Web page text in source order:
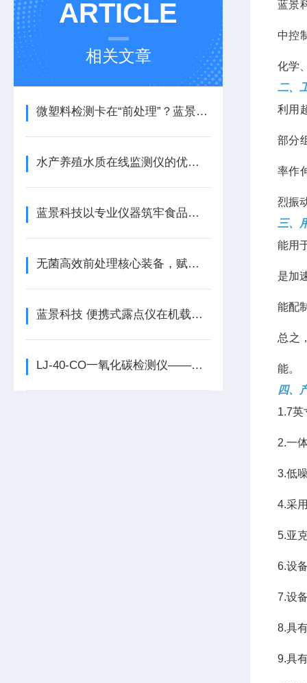
ARTICLE
相关文章
微塑料检测卡在“前处理”？蓝景这台超声波破碎仪成环境监测新利器
水产养殖水质在线监测仪的优势有哪些？
蓝景科技以专业仪器筑牢食品医药包装品质防线
无菌高效前处理核心装备，赋能多领域精准检测
蓝景科技 便携式露点仪在机载气体系统健康监测中的应用
LJ-40-CO一氧化碳检测仪——工业安全巡检的智能守护者
蓝景
中控
化学
二、
利用
部分
率作
烈振
三、
能用
是加
能配
总之
能。
四、
1.7英
2.一
3.低
4.采
5.亚
6.设
7.设
8.具
9.具